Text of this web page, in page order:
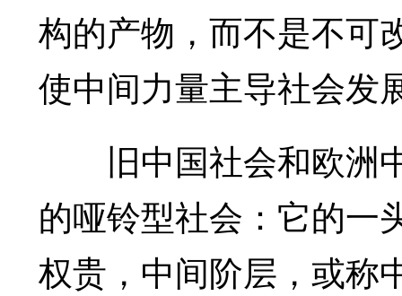
构的产物，而不是不可
使中间力量主导社会发
旧中国社会和欧洲
的哑铃型社会：它的一
权贵，中间阶层，或称